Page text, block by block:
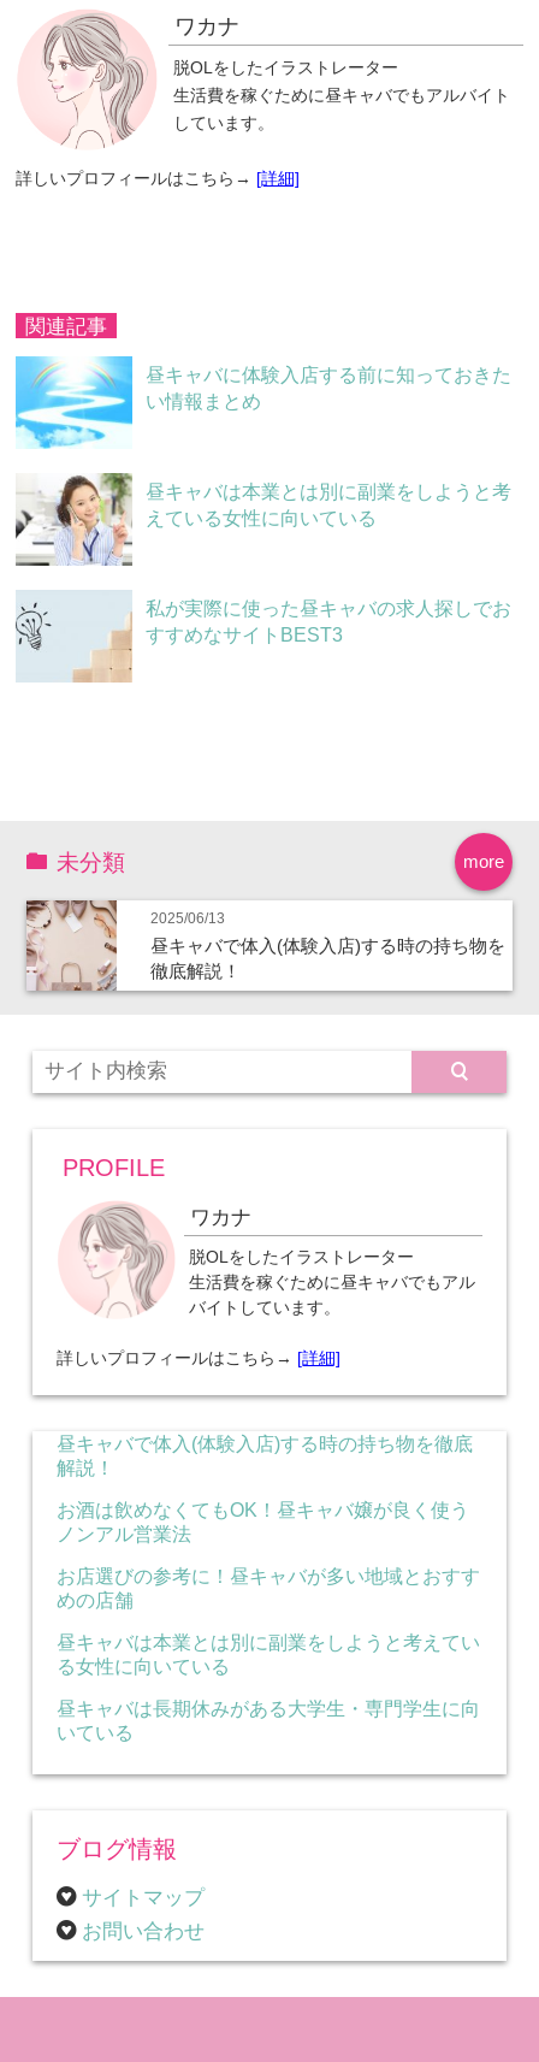
ワカナ
脱OLをしたイラストレーター
生活費を稼ぐために昼キャバでもアルバイト
しています。
詳しいプロフィールはこちら→ [詳細]
関連記事
昼キャバに体験入店する前に知っておきた
い情報まとめ
昼キャバは本業とは別に副業をしようと考
えている女性に向いている
私が実際に使った昼キャバの求人探しでお
すすめなサイトBEST3
more
未分類
2025/06/13
昼キャバで体入(体験入店)する時の持ち物を
徹底解説！
PROFILE
ワカナ
脱OLをしたイラストレーター
生活費を稼ぐために昼キャバでもアル
バイトしています。
詳しいプロフィールはこちら→ [詳細]
昼キャバで体入(体験入店)する時の持ち物を徹底
解説！
お酒は飲めなくてもOK！昼キャバ嬢が良く使う
ノンアル営業法
お店選びの参考に！昼キャバが多い地域とおすす
めの店舗
昼キャバは本業とは別に副業をしようと考えてい
る女性に向いている
昼キャバは長期休みがある大学生・専門学生に向
いている
ブログ情報
サイトマップ
お問い合わせ